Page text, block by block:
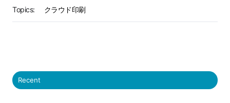
Topics: クラウド印刷
Recent